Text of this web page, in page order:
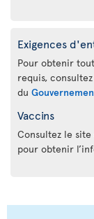
Exigences
Pour obtenir
requis,
du
Vaccins
Consultez le site
pour obtenir